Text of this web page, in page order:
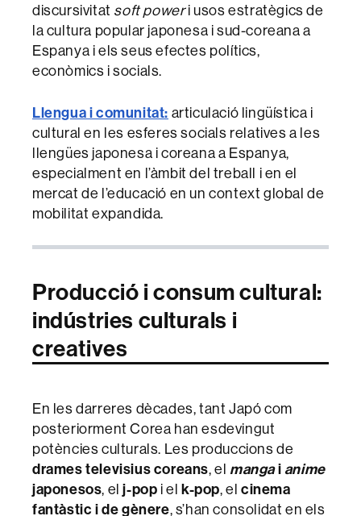
discursivitat soft poweri usos estratègics de
la cultura popular japonesa i sud-coreana a
Espanya i els seus efectes polítics,
econòmics i socials.
Llengua i comunitat: articulació lingüística i
cultural en les esferes socials relatives a les
llengües japonesa i coreana a Espanya,
especialment en l’àmbit del treball i en el
mercat de l’educació en un context global de
mobilitat expandida.
Producció i consum cultural:
indústries culturals i
creatives
En les darreres dècades, tant Japó com
posteriorment Corea han esdevingut
potències culturals. Les produccions de
drames televisius coreans, el mangai anime
japonesos, el j-pop i elk-pop, elcinema
fantàstic i de gènere, s’han consolidat en els